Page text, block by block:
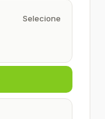
Selecione